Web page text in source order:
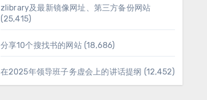
zlibrary及最新镜像网址、第三方备份网站
(25,415)
分享10个搜找书的网站 (18,686)
在2025年领导班子务虚会上的讲话提纲 (12,452)